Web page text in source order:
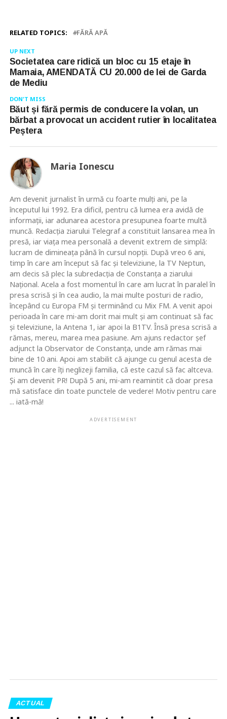
RELATED TOPICS: FĂRĂ APĂ
UP NEXT
Societatea care ridică un bloc cu 15 etaje în
Mamaia, AMENDATĂ CU 20.000 de lei de Garda
de Mediu
DON'T MISS
Băut și fără permis de conducere la volan, un
bărbat a provocat un accident rutier în localitatea
Peștera
Maria Ionescu
Am devenit jurnalist în urmă cu foarte mulţi ani, pe la
începutul lui 1992. Era dificil, pentru că lumea era avidă de
informaţii, iar adunarea acestora presupunea foarte multă
muncă. Redacţia ziarului Telegraf a constituit lansarea mea în
presă, iar viaţa mea personală a devenit extrem de simplă:
lucram de dimineaţa până în cursul nopţii. După vreo 6 ani,
timp în care am început să fac şi televiziune, la TV Neptun,
am decis să plec la subredacţia de Constanţa a ziarului
Naţional. Acela a fost momentul în care am lucrat în paralel în
presa scrisă şi în cea audio, la mai multe posturi de radio,
începând cu Europa FM şi terminând cu Mix FM. A venit apoi
perioada în care mi-am dorit mai mult şi am continuat să fac
şi televiziune, la Antena 1, iar apoi la B1TV. Însă presa scrisă a
rămas, mereu, marea mea pasiune. Am ajuns redactor şef
adjunct la Observator de Constanţa, unde am rămas mai
bine de 10 ani. Apoi am stabilit că ajunge cu genul acesta de
muncă în care îţi neglizeji familia, că este cazul să fac altceva.
Şi am devenit PR! După 5 ani, mi-am reamintit că doar presa
mă satisface din toate punctele de vedere! Motiv pentru care
... iată-mă!
ADVERTISEMENT
ACTUAL